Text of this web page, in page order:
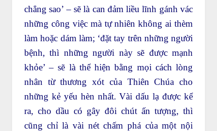
chẳng sao’ – sẽ là can đảm liều lĩnh gánh vác
những công việc mà tự nhiên không ai thèm
làm hoặc dám làm; ‘đặt tay trên những người
bệnh, thì những người này sẽ được mạnh
khỏe’ – sẽ là thể hiện bằng mọi cách lòng
nhân từ thương xót của Thiên Chúa cho
những kẻ yếu hèn nhất. Vài dấu lạ được kể
ra, cho dầu có gây đôi chút ấn tượng, thì
cũng chỉ là vài nét chấm phá của một nội